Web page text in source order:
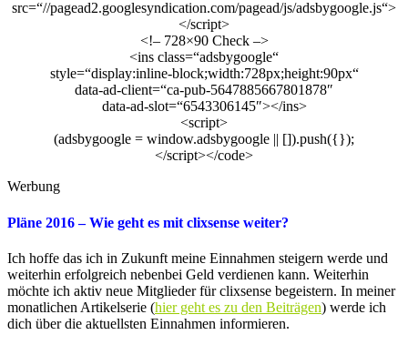
src=“//pagead2.googlesyndication.com/pagead/js/adsbygoogle.js“>
</script>
<!– 728×90 Check –>
<ins class=“adsbygoogle“
style=“display:inline-block;width:728px;height:90px“
data-ad-client=“ca-pub-5647885667801878″
data-ad-slot=“6543306145″></ins>
<script>
(adsbygoogle = window.adsbygoogle || []).push({});
</script></code>
Werbung
Pläne 2016 – Wie geht es mit clixsense weiter?
Ich hoffe das ich in Zukunft meine Einnahmen steigern werde und
weiterhin erfolgreich nebenbei Geld verdienen kann. Weiterhin
möchte ich aktiv neue Mitglieder für clixsense begeistern. In meiner
monatlichen Artikelserie (hier geht es zu den Beiträgen) werde ich
dich über die aktuellsten Einnahmen informieren.